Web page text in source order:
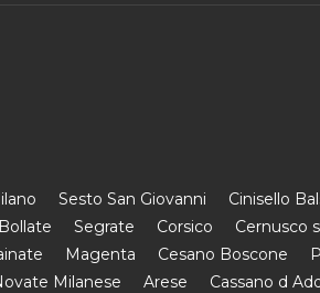
Sesto San Giovanni Cinisello
Bollate
Segrate Corsico Cernusco
Magenta Cesano Boscone
Milanese
Arese Cassano d